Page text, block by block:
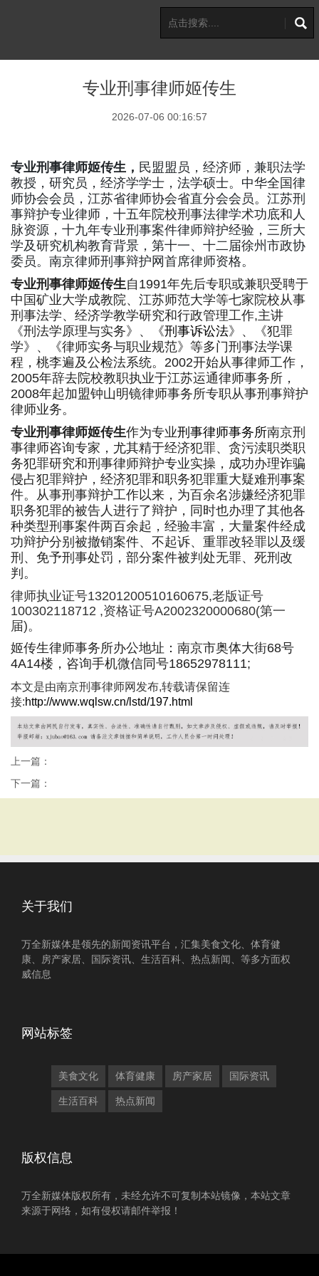
专业刑事律师姬传生
2026-07-06 00:16:57
专业刑事律师姬传生， 民盟盟员，经济师，兼职法学
教授，研究员，经济学学士，法学硕士。中华全国律
师协会会员，江苏省律师协会省直分会会员。江苏刑
事辩护专业律师，十五年院校刑事法律学术功底和人
脉资源，十九年专业刑事案件律师辩护经验，三所大
学及研究机构教育背景，第十一、十二届徐州市政协
委员。南京律师刑事辩护网首席律师资格。
专业刑事律师姬传生自1991年先后专职或兼职受聘于
中国矿业大学成教院、江苏师范大学等七家院校从事
刑事法学、经济学教学研究和行政管理工作,主讲
《刑法学原理与实务》、《刑事诉讼法》、《犯罪
学》、《律师实务与职业规范》等多门刑事法学课
程，桃李遍及公检法系统。2002开始从事律师工作，
2005年辞去院校教职执业于江苏运通律师事务所，
2008年起加盟钟山明镜律师事务所专职从事刑事辩护
律师业务。
专业刑事律师姬传生作为专业刑事律师事务所南京刑
事律师咨询专家，尤其精于经济犯罪、贪污渎职类职
务犯罪研究和刑事律师辩护专业实操，成功办理诈骗
侵占犯罪辩护，经济犯罪和职务犯罪重大疑难刑事案
件。从事刑事辩护工作以来，为百余名涉嫌经济犯罪
职务犯罪的被告人进行了辩护，同时也办理了其他各
种类型刑事案件两百余起，经验丰富，大量案件经成
功辩护分别被撤销案件、不起诉、重罪改轻罪以及缓
刑、免予刑事处罚，部分案件被判处无罪、死刑改
判。
律师执业证号13201200510160675,老版证号
100302118712 ,资格证号A2002320000680(第一
届)。
姬传生律师事务所办公地址：南京市奥体大街68号
4A14楼，咨询手机微信同号18652978111;
本文是由南京刑事律师网发布,转载请保留连
接:http://www.wqlsw.cn/lstd/197.html
上一篇：
下一篇：
关于我们
万全新媒体是领先的新闻资讯平台，汇集美食文化、体育健
康、房产家居、国际资讯、生活百科、热点新闻、等多方面权
威信息
网站标签
美食文化 体育健康 房产家居 国际资讯
生活百科 热点新闻
版权信息
万全新媒体版权所有，未经允许不可复制本站镜像，本站文章
来源于网络，如有侵权请邮件举报！